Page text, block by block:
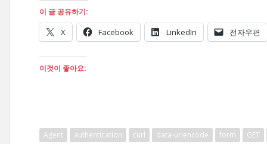
이 글 공유하기:
X Facebook LinkedIn 전자우편
이것이 좋아요:
Agent authentication curl data-urlencode form GET